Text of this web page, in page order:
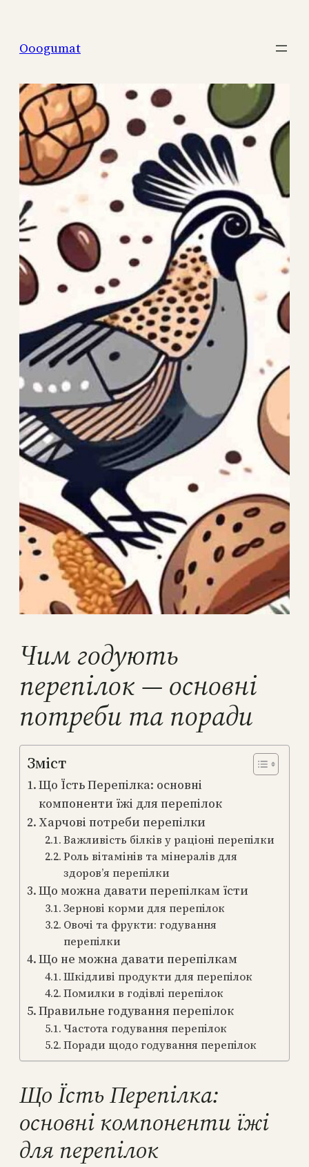
содержимому
Ooogumat
Чим годують
перепілок — основні
потреби та поради
Зміст
Що Їсть Перепілка: основні
компоненти їжі для перепілок
Харчові потреби перепілки
Важливість білків у раціоні перепілки
Роль вітамінів та мінералів для
здоров’я перепілки
Що можна давати перепілкам їсти
Зернові корми для перепілок
Овочі та фрукти: годування
перепілки
Що не можна давати перепілкам
Шкідливі продукти для перепілок
Помилки в годівлі перепілок
Правильне годування перепілок
Частота годування перепілок
Поради щодо годування перепілок
Що Їсть Перепілка:
основні компоненти їжі
для перепілок